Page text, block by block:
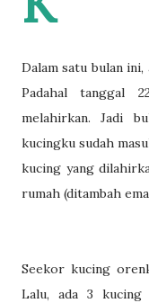
Dalam satu bulan
Padahal tanggal
melahirkan. Jadi
kucingku sudah
kucing yang
rumah (ditambah
Seekor kucing
Lalu, ada 3 kucing